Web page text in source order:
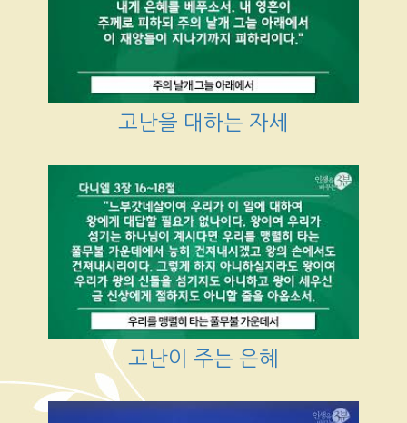
고난을 대하는 자세
고난이 주는 은혜